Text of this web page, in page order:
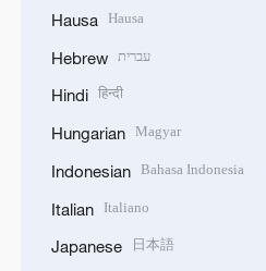
Hausa Hausa
Hebrew עברית
Hindi हिन्दी
Hungarian Magyar
Indonesian Bahasa Indonesia
Italian Italiano
Japanese
日本語